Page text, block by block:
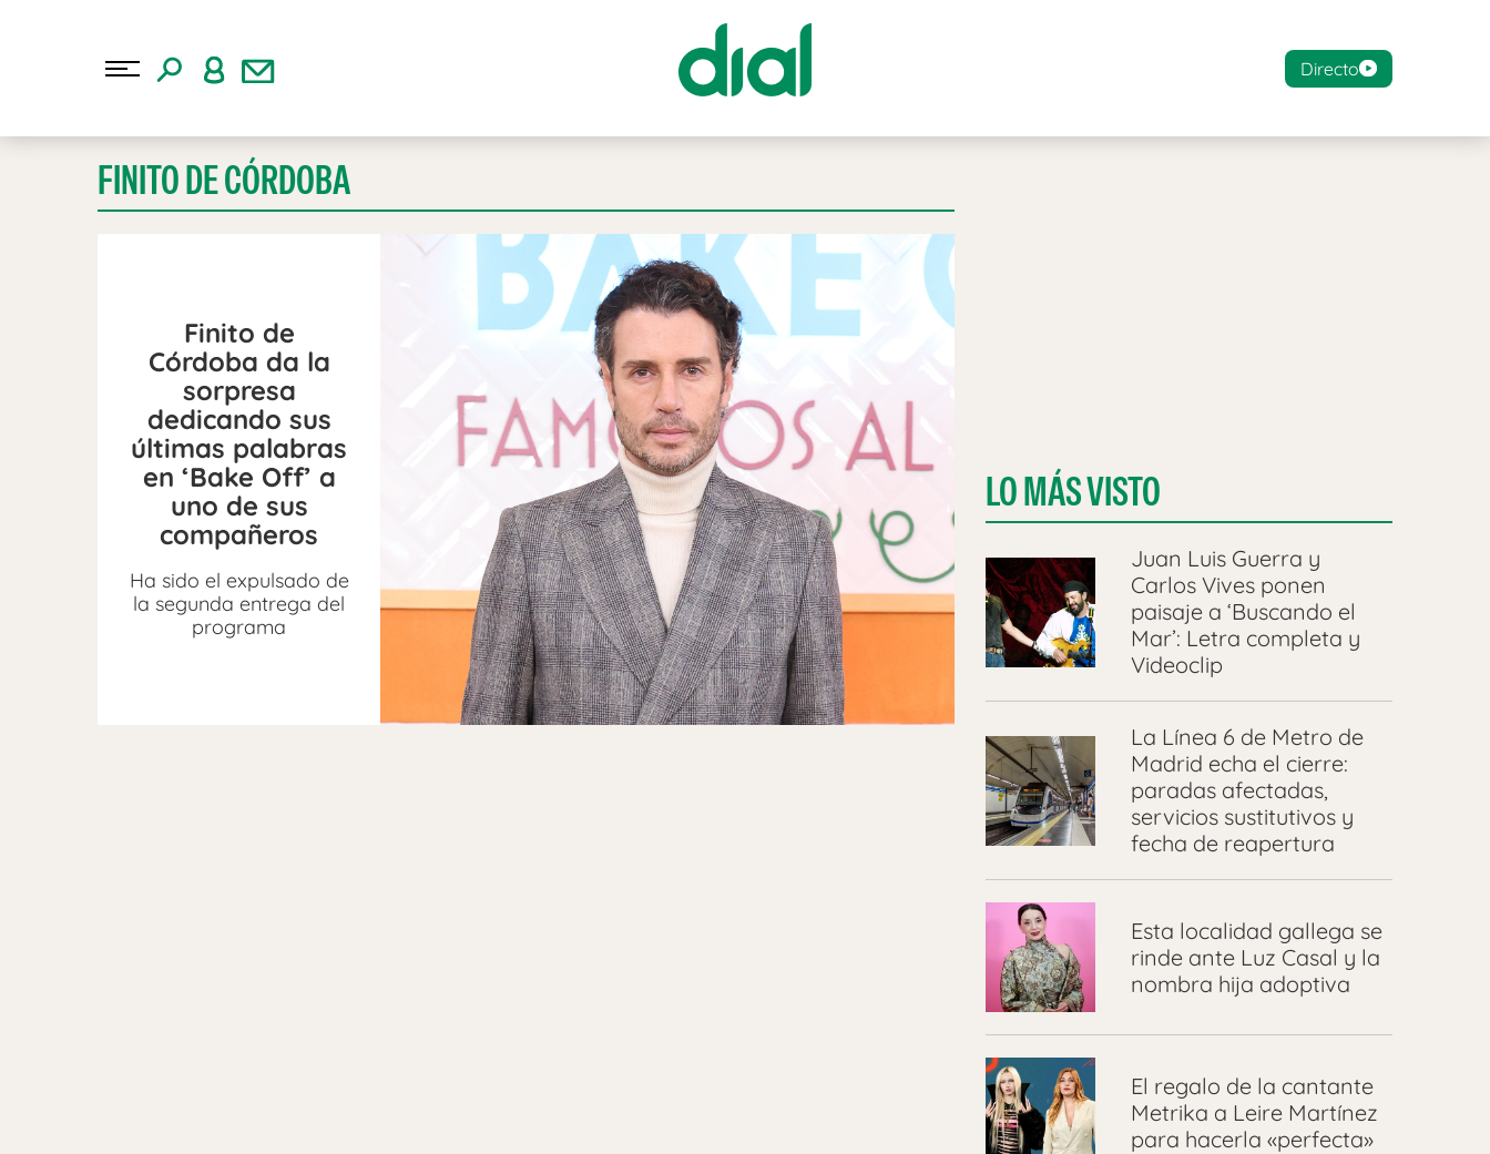
Directo
FINITO DE CÓRDOBA
Finito de
Córdoba da la
sorpresa
dedicando sus
últimas palabras
en ‘Bake Off’ a
uno de sus
compañeros
Ha sido el expulsado de
la segunda entrega del
programa
LO MÁS VISTO
Juan Luis Guerra y
Carlos Vives ponen
paisaje a ‘Buscando el
Mar’: Letra completa y
Videoclip
La Línea 6 de Metro de
Madrid echa el cierre:
paradas afectadas,
servicios sustitutivos y
fecha de reapertura
Esta localidad gallega se
rinde ante Luz Casal y la
nombra hija adoptiva
El regalo de la cantante
Metrika a Leire Martínez
para hacerla «perfecta»